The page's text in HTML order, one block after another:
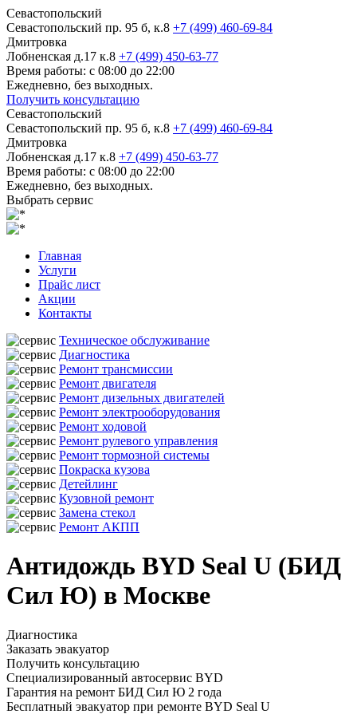
Севастопольский
Севастопольский пр. 95 б, к.8 +7 (499) 460-69-84
Дмитровка
Лобненская д.17 к.8 +7 (499) 450-63-77
Время работы: с 08:00 до 22:00
Ежедневно, без выходных.
Получить консультацию
Севастопольский
Севастопольский пр. 95 б, к.8 +7 (499) 460-69-84
Дмитровка
Лобненская д.17 к.8 +7 (499) 450-63-77
Время работы: с 08:00 до 22:00
Ежедневно, без выходных.
Выбрать сервис
Главная
Услуги
Прайс лист
Акции
Контакты
Техническое обслуживание
Диагностика
Ремонт трансмиссии
Ремонт двигателя
Ремонт дизельных двигателей
Ремонт электрооборудования
Ремонт ходовой
Ремонт рулевого управления
Ремонт тормозной системы
Покраска кузова
Детейлинг
Кузовной ремонт
Замена стекол
Ремонт АКПП
Антидождь BYD Seal U (БИД
Сил Ю) в Москве
Диагностика
Заказать эвакуатор
Получить консультацию
Специализированный автосервис BYD
Гарантия на ремонт БИД Сил Ю 2 года
Бесплатный эвакуатор при ремонте BYD Seal U